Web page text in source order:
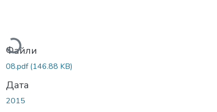
Файли
08.pdf(146.88 KB)
Дата
2015